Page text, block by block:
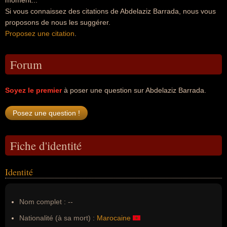
Si vous connaissez des citations de Abdelaziz Barrada, nous vous
proposons de nous les suggérer.
Proposez une citation
Forum
Soyez le premierà poser une question sur Abdelaziz Barrada.
Fiche d'identité
Identité
Nom complet : --
Nationalité (à sa mort) : Marocaine